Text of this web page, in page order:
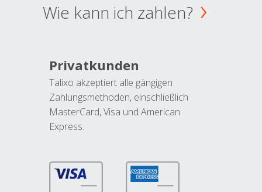
Wie kann ich zahlen?
Privatkunden
Talixo akzeptiert alle gängigen
Zahlungsmethoden, einschließlich
MasterCard, Visa und American
Express.